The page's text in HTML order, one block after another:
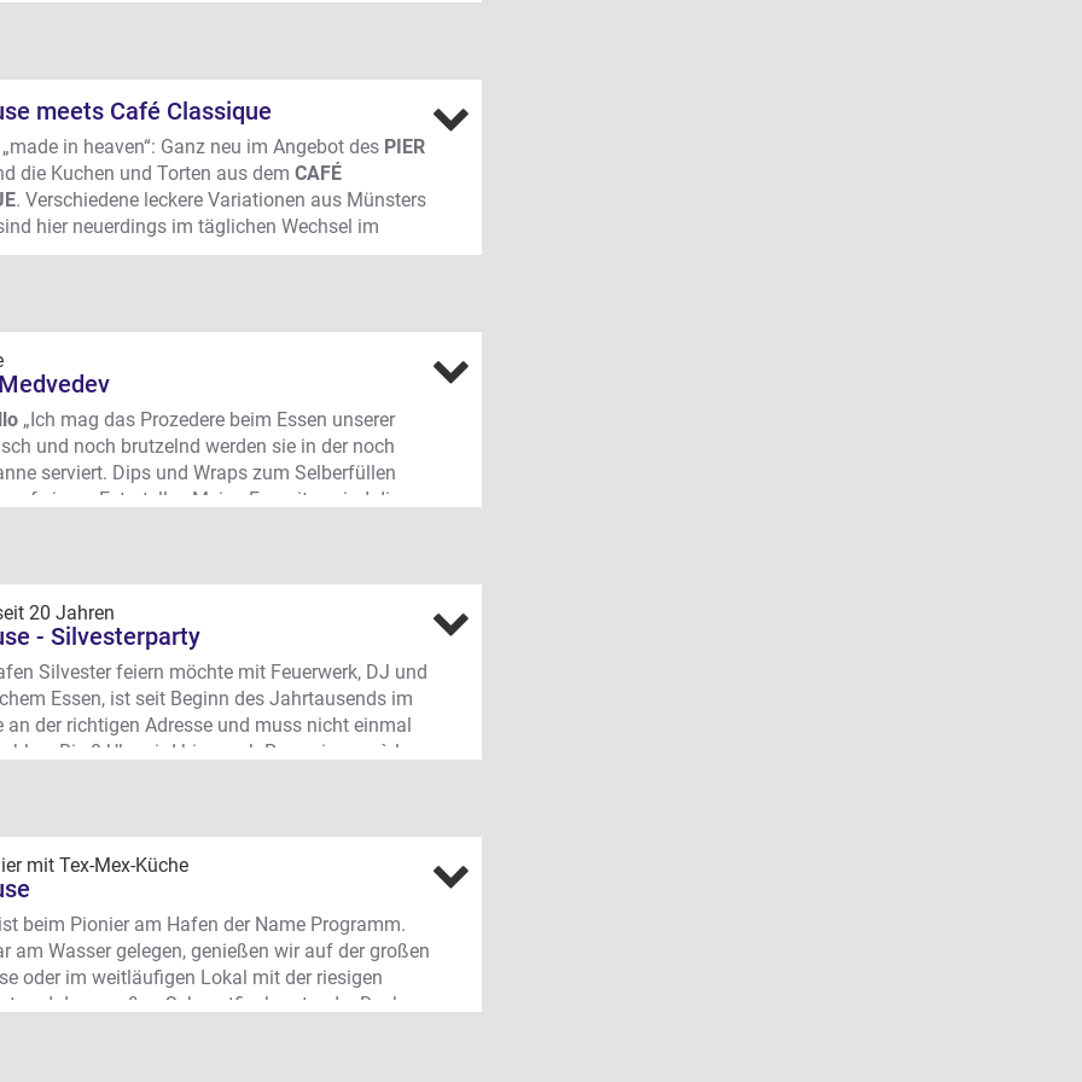
Café Classique im Erphoviertel.
22, Hafen
meets Café Classique
in heaven“: Ganz neu im Angebot des PIER
die Kuchen und Torten aus demCAFÉ
. Verschiedene leckere Variationen aus Münsters
hier neuerdings im täglichen Wechsel im
der großen Holzterrasse, direkt am
„Ich mag das Prozedere beim Essen unserer
und noch brutzelnd werden sie in der noch
serviert. Dips und Wraps zum Selberfüllen
auf einem Extrateller. Meine Favoriten sind die
20 Jahren
- Silvesterparty
Silvester feiern möchte mit Feuerwerk, DJ und
Essen, ist seit Beginn des Jahrtausends im
an der richtigen Adresse und muss nicht einmal
Bis 0 Uhr wird hier nach Reservierung à la
um die die Tanzfläche im weitläufigen Lokal mit
Theke freizuräumen. Mit DJ (aktuelle Charts &
kann dann bis zum Morgen ausgiebig ins
werden.
22, Hafen
mit Tex-Mex-Küche
beim Pionier am Hafen der Name Programm.
am Wasser gelegen, genießen wir auf der großen
oder im weitläufigen Lokal mit der riesigen
und dem großen Schwertfisch unter der Decke